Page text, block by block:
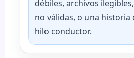
débiles, archivos
no válidas, o una historia
hilo conductor.